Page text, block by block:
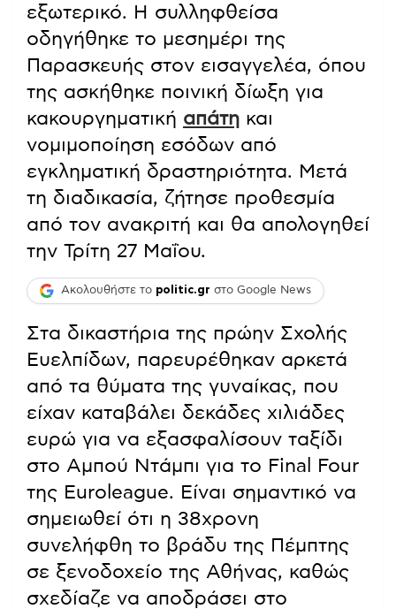
εξωτερικό. Η συλληφθείσα
οδηγήθηκε το μεσημέρι της
Παρασκευής στον εισαγγελέα, όπου
της ασκήθηκε ποινική δίωξη για
κακουργηματική απάτη και
νομιμοποίηση εσόδων από
εγκληματική δραστηριότητα. Μετά
τη διαδικασία, ζήτησε προθεσμία
από τον ανακριτή και θα απολογηθεί
την Τρίτη 27 Μαΐου.
Ακολουθήστε το politic.gr στο Google News
Στα δικαστήρια της πρώην Σχολής
Ευελπίδων, παρευρέθηκαν αρκετά
από τα θύματα της γυναίκας, που
είχαν καταβάλει δεκάδες χιλιάδες
ευρώ για να εξασφαλίσουν ταξίδι
στο Αμπού Ντάμπι για το Final Four
της Euroleague. Είναι σημαντικό να
σημειωθεί ότι η 38χρονη
συνελήφθη το βράδυ της Πέμπτης
σε ξενοδοχείο της Αθήνας, καθώς
σχεδίαζε να αποδράσει στο